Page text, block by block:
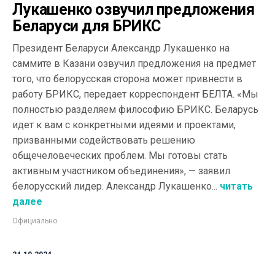
Лукашенко озвучил предложения
Беларуси для БРИКС
Президент Беларуси Александр Лукашенко на
саммите в Казани озвучил предложения на предмет
того, что белорусская сторона может привнести в
работу БРИКС, передает корреспондент БЕЛТА. «Мы
полностью разделяем философию БРИКС. Беларусь
идет к вам с конкретными идеями и проектами,
призванными содействовать решению
общечеловеческих проблем. Мы готовы стать
активным участником объединения», — заявил
белорусский лидер. Александр Лукашенко... читать
далее
Официально